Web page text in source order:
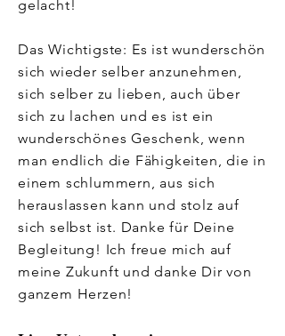
gelacht!
Das Wichtigste: Es ist wunderschön
sich wieder selber anzunehmen,
sich selber zu lieben, auch über
sich zu lachen und es ist ein
wunderschönes Geschenk, wenn
man endlich die Fähigkeiten, die in
einem schlummern, aus sich
herauslassen kann und stolz auf
sich selbst ist. Danke für Deine
Begleitung! Ich freue mich auf
meine Zukunft und danke Dir von
ganzem Herzen!